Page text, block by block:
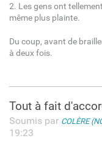
2. Les gens ont
même plus plainte.
Du coup, avant de
à deux fois.
Tout à fait
Soumis par COLÈRE
19:23